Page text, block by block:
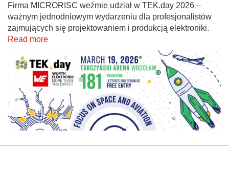
Firma MICRORISC weźmie udział w TEK.day 2026 –
ważnym jednodniowym wydarzeniu dla profesjonalistów
zajmujących się projektowaniem i produkcją elektroniki.
Read more